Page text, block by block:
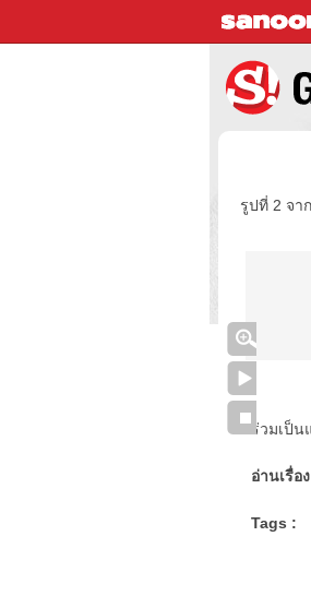
รูปที่ 2 จา
ร่วมเป็น
อ่านเรื่อ
Tags :